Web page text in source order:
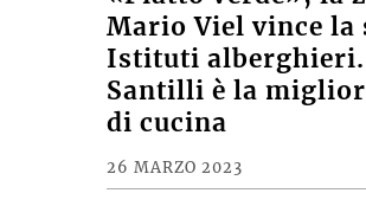
Mario Viel vince la
Istituti
Santilli è la
di cucina
26 MARZO 2023